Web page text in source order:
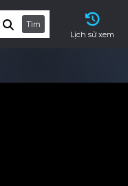
Tìm
Lịch sử xem